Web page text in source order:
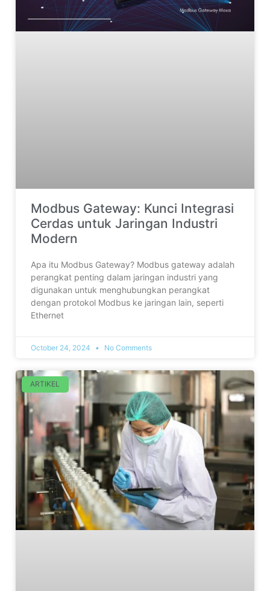
Modbus Gateway: Kunci Integrasi
Cerdas untuk Jaringan Industri
Modern
Apa itu Modbus Gateway? Modbus gateway adalah
perangkat penting dalam jaringan industri yang
digunakan untuk menghubungkan perangkat
dengan protokol Modbus ke jaringan lain, seperti
Ethernet
October 24, 2024 No Comments
ARTIKEL